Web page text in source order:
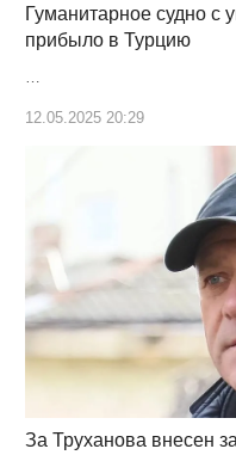
Гуманитарное судно с
прибыло в Турцию
12.05.2025 20:29
За Труханова внесен